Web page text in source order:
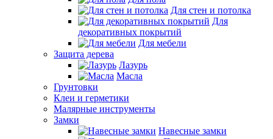
Для стен и потолка
Для
декоративных покрытий
Для мебели
Защита дерева
Лазурь
Масла
Грунтовки
Клеи и герметики
Малярные инструменты
Замки
Навесные замки